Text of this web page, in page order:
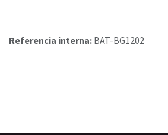
Referencia interna: BAT-BG1202